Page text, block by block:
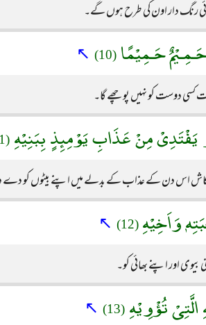
رنگ دار اون کی طرح ہوں گے۔
حَـمِيْمًا(10)
↖
کسی دوست کو نہیں پوچھے گا۔
يَفْتَدِىْ مِنْ عَذَابِ يَوْمِئِذٍ بِبَنِيْهِ (11)
کاش اس دن کے عذاب کے بدلے میں اپنے بیٹوں کو
وَاَخِيْهِ(12)
↖
بیوی اور اپنے بھائی کو۔
تُؤْوِيْهِ (13)
↖